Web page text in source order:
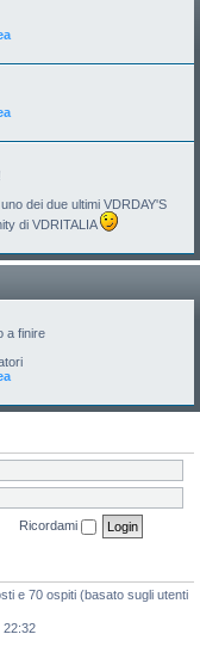
dei due ultimi VDRDAY'S
di VDRITALIA
a finire
Ricordami
e 70 ospiti (basato sugli utenti
22:32